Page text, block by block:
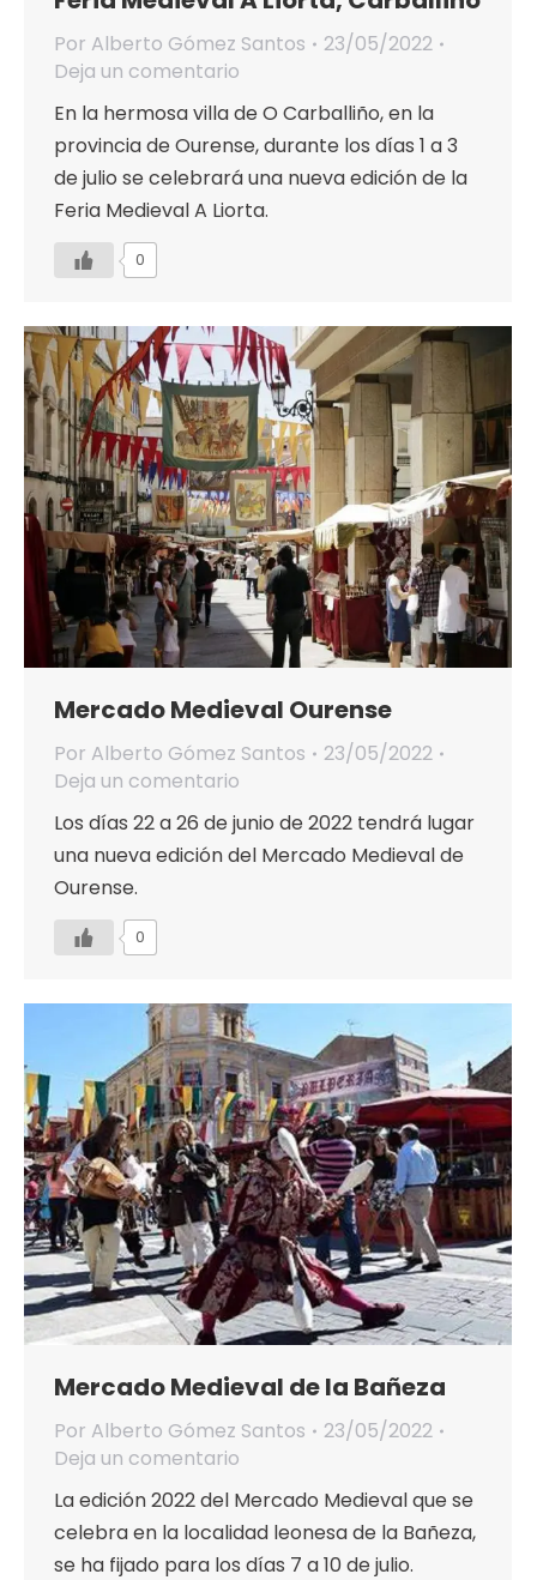
Por Alberto Gómez Santos
23/05/2022
Deja un comentario
En la hermosa villa de O Carballiño, en la
provincia de Ourense, durante los días 1 a 3
de julio se celebrará una nueva edición de la
Feria Medieval A Liorta.
0
Mercado Medieval Ourense
Por Alberto Gómez Santos
23/05/2022
Deja un comentario
Los días 22 a 26 de junio de 2022 tendrá lugar
una nueva edición del Mercado Medieval de
Ourense.
0
Mercado Medieval de la Bañeza
Por Alberto Gómez Santos
23/05/2022
Deja un comentario
La edición 2022 del Mercado Medieval que se
celebra en la localidad leonesa de la Bañeza,
se ha fijado para los días 7 a 10 de julio.